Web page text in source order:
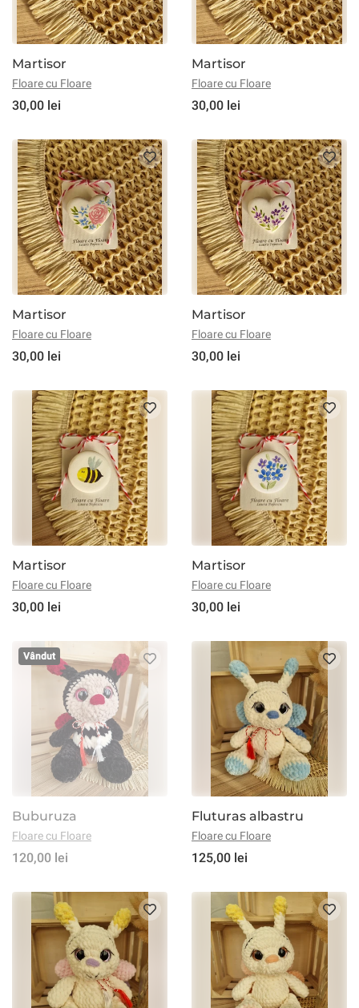
Martisor
Floare cu Floare
30,00 lei
Martisor
Floare cu Floare
30,00 lei
Martisor
Floare cu Floare
30,00 lei
Martisor
Floare cu Floare
30,00 lei
Martisor
Floare cu Floare
30,00 lei
Martisor
Floare cu Floare
30,00 lei
Vândut
Buburuza
Floare cu Floare
120,00 lei
Fluturas albastru
Floare cu Floare
125,00 lei